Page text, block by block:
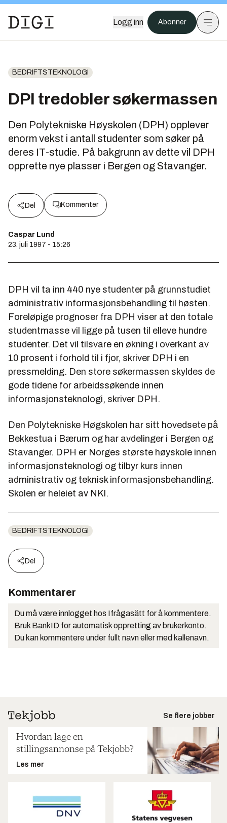
Logg inn Abonner
BEDRIFTSTEKNOLOGI
DPI tredobler søkermassen
Den Polytekniske Høyskolen (DPH) opplever
enorm vekst i antall studenter som søker på
deres IT-studie. På bakgrunn av dette vil DPH
opprette nye plasser i Bergen og Stavanger.
Del Kommenter
Caspar Lund
23. juli 1997 - 15:26
DPH vil ta inn 440 nye studenter på grunnstudiet
administrativ informasjonsbehandling til høsten.
Foreløpige prognoser fra DPH viser at den totale
studentmasse vil ligge på tusen til elleve hundre
studenter. Det vil tilsvare en økning i overkant av
10 prosent i forhold til i fjor, skriver DPH i en
pressmelding. Den store søkermassen skyldes de
gode tidene for arbeidssøkende innen
informasjonsteknologi, skriver DPH.
Den Polytekniske Høgskolen har sitt hovedsete på
Bekkestua i Bærum og har avdelinger i Bergen og
Stavanger. DPH er Norges største høyskole innen
informasjonsteknologi og tilbyr kurs innen
administrativ og teknisk informasjonsbehandling.
Skolen er heleiet av NKI.
BEDRIFTSTEKNOLOGI
Del
Kommentarer
Du må være innlogget hos Ifrågasätt for å kommentere.
Bruk BankID for automatisk oppretting av brukerkonto.
Du kan kommentere under fullt navn eller med kallenavn.
Se flere jobber
Hvordan lage en
stillingsannonse på Tekjobb?
Les mer